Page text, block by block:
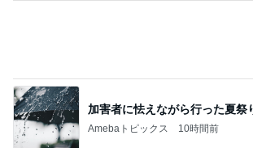
鬼門の日に無かった強い倦怠感
Amebaトピックス 1日前